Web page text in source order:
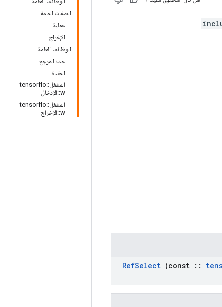
الصفات العامة
عملية
الإخراج
الوظائف العامة
حدد المرجع
العقدة
المشغل::tensorflo
w::الإدخال
المشغل::tensorflo
w::الإخراج
RefSelect (const ::